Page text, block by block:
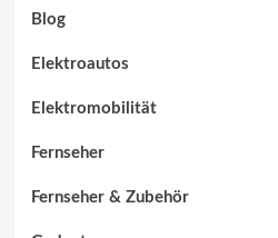
Blog
Elektroautos
Elektromobilität
Fernseher
Fernseher & Zubehör